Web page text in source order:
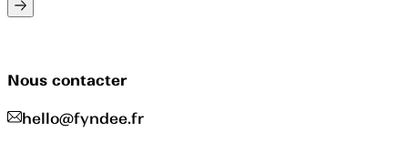
Nous contacter
hello@fyndee.fr